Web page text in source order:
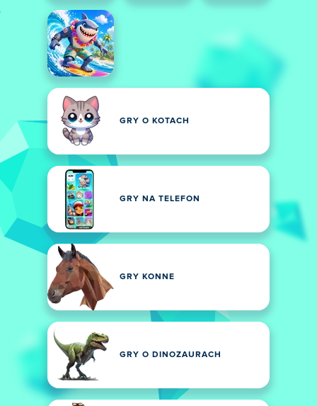
GRY O KOTACH
GRY NA TELEFON
GRY KONNE
GRY O DINOZAURACH